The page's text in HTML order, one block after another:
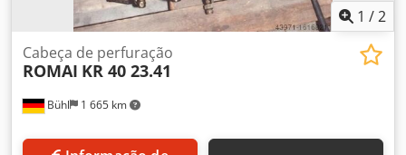
1 /2
Bühl 1 665 km
Cabeça de perfuração
ROMAI KR 40 23.41